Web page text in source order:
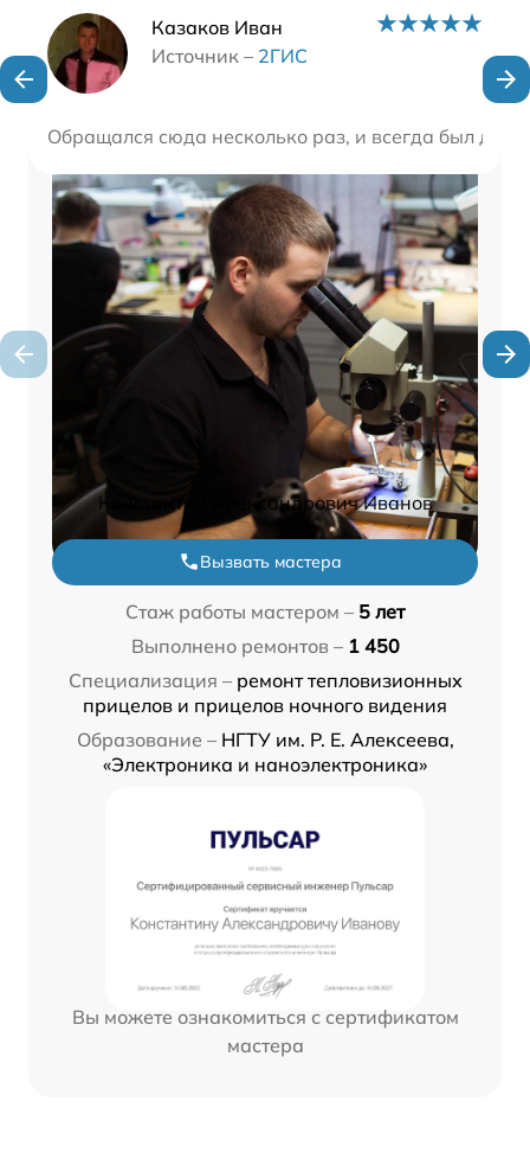
Казаков Иван
Источник – 2ГИС
Обращался сюда несколько раз, и всегда был
Наши мастера
Константин Александрович Иванов
Вызвать мастера
Стаж работы мастером – 5 лет
Выполнено ремонтов – 1 450
Специализация – ремонт тепловизионных
прицелов и прицелов ночного видения
Образование – НГТУ им. Р. Е. Алексеева,
«Электроника и наноэлектроника»
Вы можете ознакомиться с сертификатом
мастера